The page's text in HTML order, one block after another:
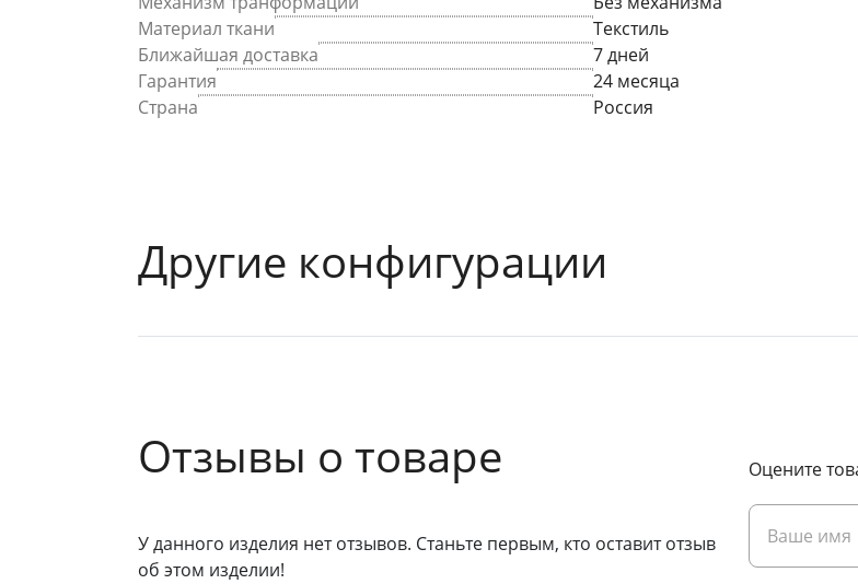
Материал ткани
Текстиль
Ближайшая доставка
7 дней
Гарантия
24 месяца
Страна
Россия
Другие конфигурации
Отзывы о товаре
У данного изделия нет отзывов. Станьте первым, кто оставит отзыв
об этом изделии!
Оцените